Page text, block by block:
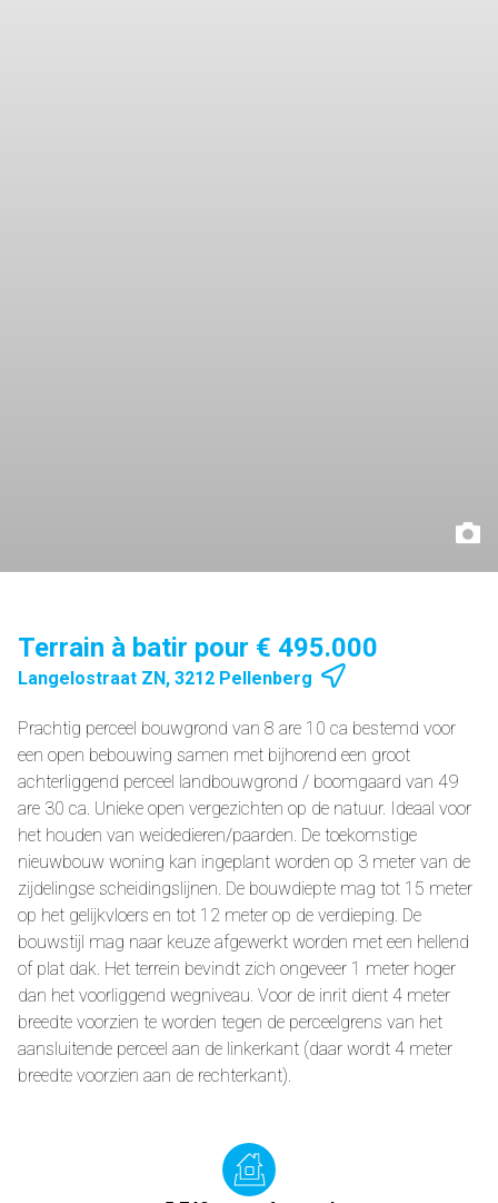
Terrain à batir pour € 495.000
Langelostraat ZN, 3212 Pellenberg
Prachtig perceel bouwgrond van 8 are 10 ca bestemd voor
een open bebouwing samen met bijhorend een groot
achterliggend perceel landbouwgrond / boomgaard van 49
are 30 ca. Unieke open vergezichten op de natuur. Ideaal voor
het houden van weidedieren/paarden. De toekomstige
nieuwbouw woning kan ingeplant worden op 3 meter van de
zijdelingse scheidingslijnen. De bouwdiepte mag tot 15 meter
op het gelijkvloers en tot 12 meter op de verdieping. De
bouwstijl mag naar keuze afgewerkt worden met een hellend
of plat dak. Het terrein bevindt zich ongeveer 1 meter hoger
dan het voorliggend wegniveau. Voor de inrit dient 4 meter
breedte voorzien te worden tegen de perceelgrens van het
aansluitende perceel aan de linkerkant (daar wordt 4 meter
breedte voorzien aan de rechterkant).